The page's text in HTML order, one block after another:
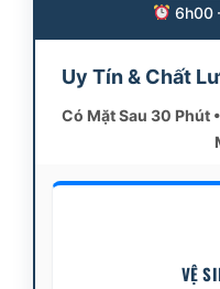
6h00
Uy Tín & Chất
Có Mặt Sau 30 Phút
VỆ